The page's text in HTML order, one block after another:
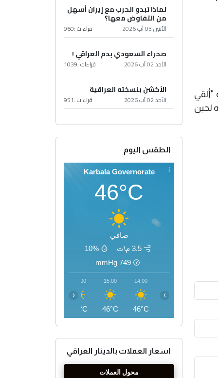
"ألقي
لحين
لماذا تبدو الحرب مع إيران أسهل
من التفاوض معها؟
الأثنين 03 آب 2026 قراءات :960
صحراء السعودي بدم العراقي !
الأحد 02 آب 2026 قراءات :1039
الأكشن بنسخته العراقية
الأحد 02 آب 2026 قراءات :951
الطقس اليوم
Karbala Governorate
46°C
صافي
3.5 م\ث
10%
749
mmHg
14:00
46°C
15:00
46°C
16:00
46°C
‹ ›
اسعار العملات بالدينار العراقي